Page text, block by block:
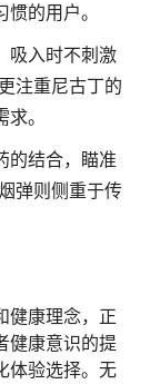
的用户。
吸入时不刺激
注重尼古丁的
。
的结合，瞄准
弹则侧重于传
健康理念，正
健康意识的提
体验选择。无